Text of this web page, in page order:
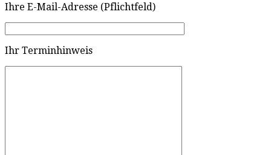
Ihre E-Mail-Adresse (Pflichtfeld)
Ihr Terminhinweis